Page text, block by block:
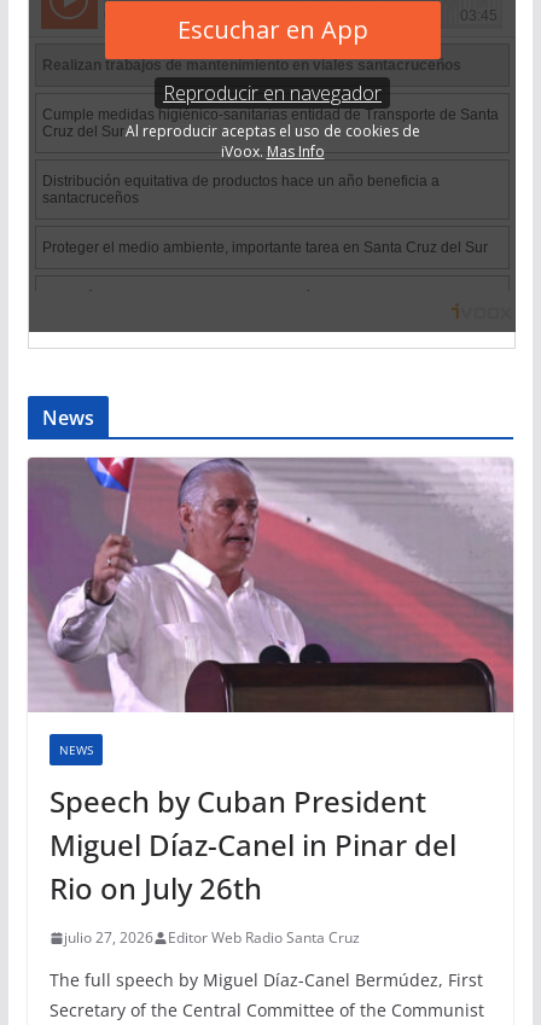
News
NEWS
Speech by Cuban President
Miguel Díaz-Canel in Pinar del
Rio on July 26th
julio 27, 2026 Editor Web Radio Santa Cruz
The full speech by Miguel Díaz-Canel Bermúdez, First
Secretary of the Central Committee of the Communist